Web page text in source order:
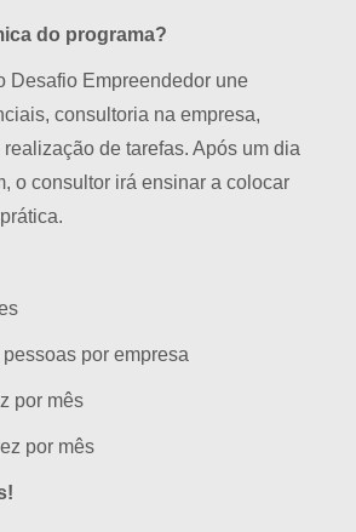
do programa?
Desafio Empreendedor une
consultoria na empresa,
de tarefas. Após um dia
o consultor irá ensinar a colocar
pessoas por empresa
por mês
por mês